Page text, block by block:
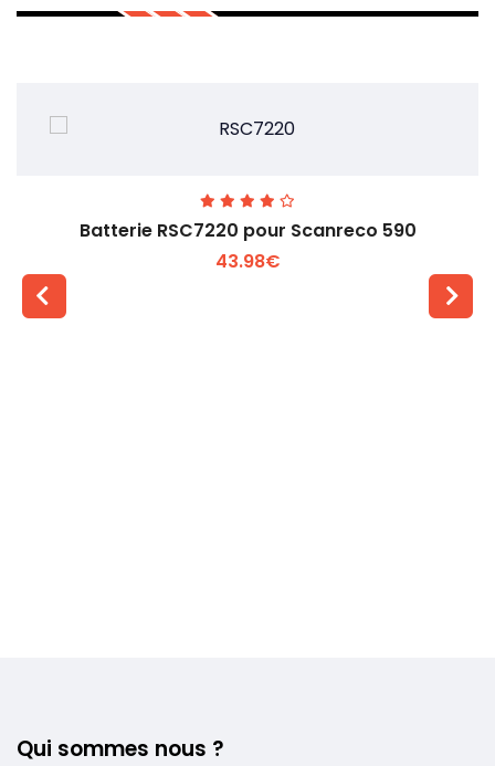
Batterie RSC7220 pour Scanreco 590
43.98€
Qui sommes nous ?